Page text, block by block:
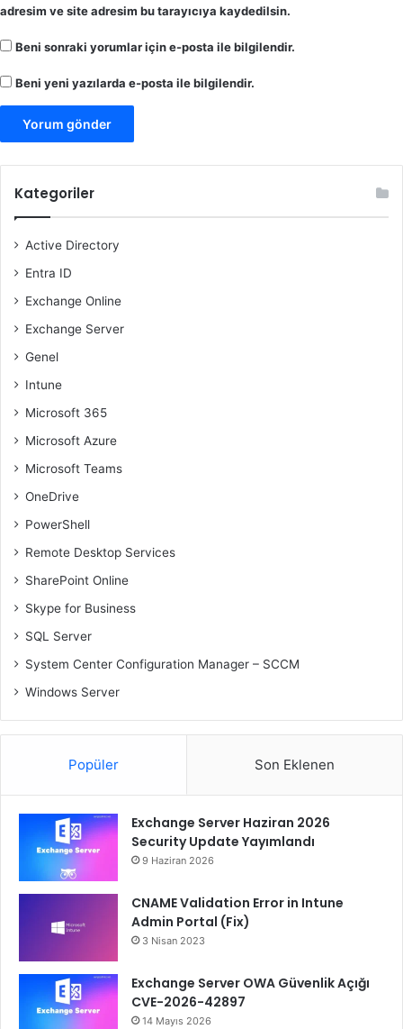
adresim ve site adresim bu tarayıcıya kaydedilsin.
Beni sonraki yorumlar için e-posta ile bilgilendir.
Beni yeni yazılarda e-posta ile bilgilendir.
Kategoriler
Active Directory
Entra ID
Exchange Online
Exchange Server
Genel
Intune
Microsoft 365
Microsoft Azure
Microsoft Teams
OneDrive
PowerShell
Remote Desktop Services
SharePoint Online
Skype for Business
SQL Server
System Center Configuration Manager – SCCM
Windows Server
Popüler Son Eklenen
Exchange Server Haziran 2026
Security Update Yayımlandı
9 Haziran 2026
CNAME Validation Error in Intune
Admin Portal (Fix)
3 Nisan 2023
Exchange Server OWA Güvenlik Açığı
CVE-2026-42897
14 Mayıs 2026